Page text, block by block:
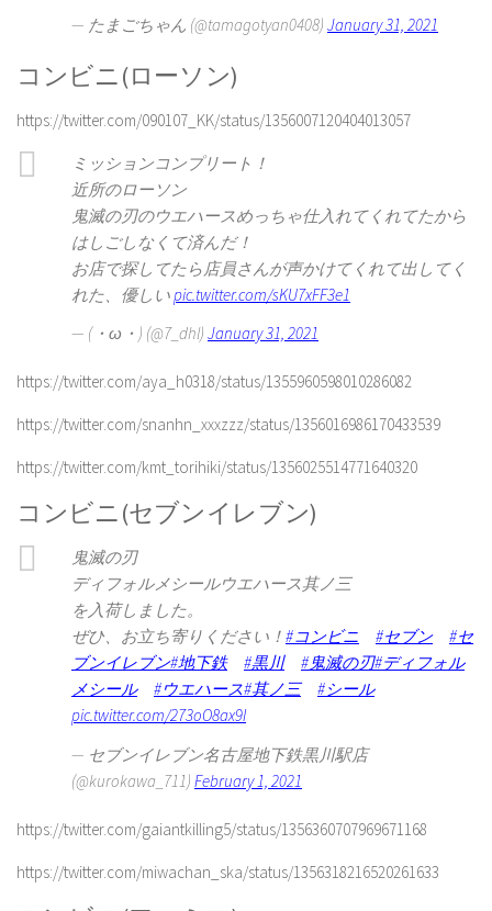
— たまごちゃん (@tamagotyan0408) January 31, 2021
コンビニ(ローソン)
https://twitter.com/090107_KK/status/1356007120404013057
ミッションコンプリート！
近所のローソン
鬼滅の刃のウエハースめっちゃ仕入れてくれてたから
はしごしなくて済んだ！
お店で探してたら店員さんが声かけてくれて出してく
れた、優しいpic.twitter.com/sKU7xFF3e1
— (・ω・) (@7_dhl) January 31, 2021
https://twitter.com/aya_h0318/status/1355960598010286082
https://twitter.com/snanhn_xxxzzz/status/1356016986170433539
https://twitter.com/kmt_torihiki/status/1356025514771640320
コンビニ(セブンイレブン)
鬼滅の刃
ディフォルメシールウエハース其ノ三
を入荷しました。
ぜひ、お立ち寄りください！ #コンビニ #セブン
#セ
ブンイレブン#地下鉄 #黒川 #鬼滅の刃#ディフォル
メシール
#ウエハース#其ノ三
#シール
pic.twitter.com/273oO8ax9I
— セブンイレブン名古屋地下鉄黒川駅店
(@kurokawa_711) February 1, 2021
https://twitter.com/gaiantkilling5/status/1356360707969671168
https://twitter.com/miwachan_ska/status/1356318216520261633